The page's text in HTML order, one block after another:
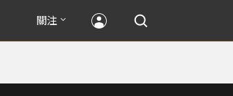
關注